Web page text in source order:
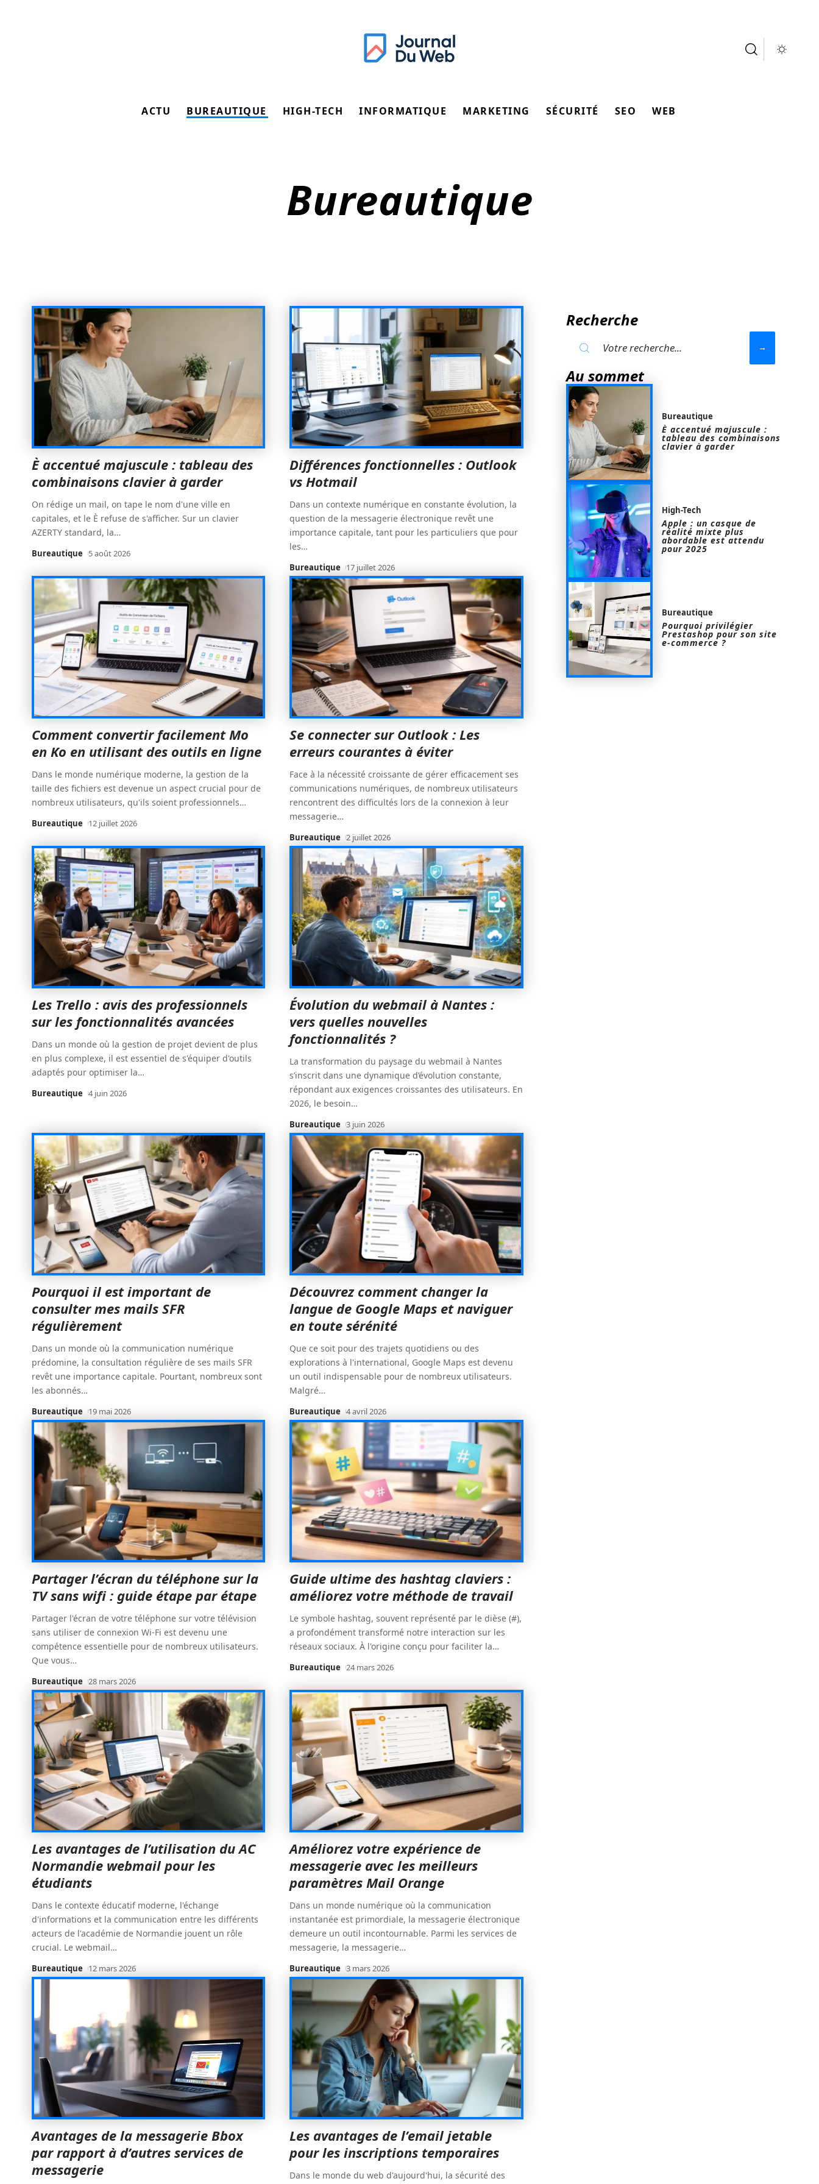
ACTU BUREAUTIQUE HIGH-TECH INFORMATIQUE MARKETING SÉCURITÉ SEO WEB
Bureautique
È accentué majuscule : tableau des
combinaisons clavier à garder
On rédige un mail, on tape le nom d'une ville en
capitales, et le È refuse de s'afficher. Sur un clavier
AZERTY standard, la…
Bureautique 5 août 2026
Différences fonctionnelles : Outlook
vs Hotmail
Dans un contexte numérique en constante évolution, la
question de la messagerie électronique revêt une
importance capitale, tant pour les particuliers que pour
les…
Bureautique 17 juillet 2026
Comment convertir facilement Mo
en Ko en utilisant des outils en ligne
Dans le monde numérique moderne, la gestion de la
taille des fichiers est devenue un aspect crucial pour de
nombreux utilisateurs, qu'ils soient professionnels…
Bureautique 12 juillet 2026
Se connecter sur Outlook : Les
erreurs courantes à éviter
Face à la nécessité croissante de gérer efficacement ses
communications numériques, de nombreux utilisateurs
rencontrent des difficultés lors de la connexion à leur
messagerie…
Bureautique 2 juillet 2026
Les Trello : avis des professionnels
sur les fonctionnalités avancées
Dans un monde où la gestion de projet devient de plus
en plus complexe, il est essentiel de s'équiper d'outils
adaptés pour optimiser la…
Bureautique 4 juin 2026
Évolution du webmail à Nantes :
vers quelles nouvelles
fonctionnalités ?
La transformation du paysage du webmail à Nantes
s’inscrit dans une dynamique d’évolution constante,
répondant aux exigences croissantes des utilisateurs. En
2026, le besoin…
Bureautique 3 juin 2026
Pourquoi il est important de
consulter mes mails SFR
régulièrement
Dans un monde où la communication numérique
prédomine, la consultation régulière de ses mails SFR
revêt une importance capitale. Pourtant, nombreux sont
les abonnés…
Bureautique 19 mai 2026
Découvrez comment changer la
langue de Google Maps et naviguer
en toute sérénité
Que ce soit pour des trajets quotidiens ou des
explorations à l'international, Google Maps est devenu
un outil indispensable pour de nombreux utilisateurs.
Malgré…
Bureautique 4 avril 2026
Partager l’écran du téléphone sur la
TV sans wifi : guide étape par étape
Partager l'écran de votre téléphone sur votre télévision
sans utiliser de connexion Wi-Fi est devenu une
compétence essentielle pour de nombreux utilisateurs.
Que vous…
Bureautique 28 mars 2026
Guide ultime des hashtag claviers :
améliorez votre méthode de travail
Le symbole hashtag, souvent représenté par le dièse (#),
a profondément transformé notre interaction sur les
réseaux sociaux. À l'origine conçu pour faciliter la…
Bureautique 24 mars 2026
Les avantages de l’utilisation du AC
Normandie webmail pour les
étudiants
Dans le contexte éducatif moderne, l'échange
d'informations et la communication entre les différents
acteurs de l'académie de Normandie jouent un rôle
crucial. Le webmail…
Bureautique 12 mars 2026
Améliorez votre expérience de
messagerie avec les meilleurs
paramètres Mail Orange
Dans un monde numérique où la communication
instantanée est primordiale, la messagerie électronique
demeure un outil incontournable. Parmi les services de
messagerie, la messagerie…
Bureautique 3 mars 2026
Avantages de la messagerie Bbox
par rapport à d’autres services de
messagerie
Les avantages de l’email jetable
pour les inscriptions temporaires
Dans le monde du web d'aujourd'hui, la sécurité des
Recherche
Au sommet
Bureautique
È accentué majuscule :
tableau des combinaisons
clavier à garder
High-Tech
Apple : un casque de
réalité mixte plus
abordable est attendu
pour 2025
Bureautique
Pourquoi privilégier
Prestashop pour son site
e-commerce ?